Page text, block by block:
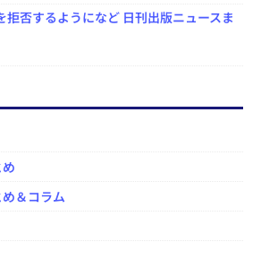
否するようになど 日刊出版ニュースま
＆コラム